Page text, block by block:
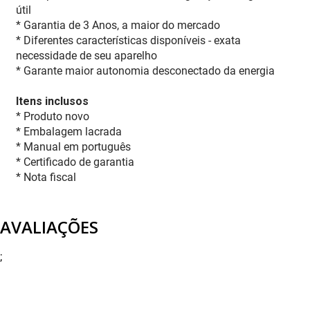
útil
* Garantia de 3 Anos, a maior do mercado
* Diferentes características disponíveis - exata
necessidade de seu aparelho
* Garante maior autonomia desconectado da energia
Itens inclusos
* Produto novo
* Embalagem lacrada
* Manual em português
* Certificado de garantia
* Nota fiscal
AVALIAÇÕES
;